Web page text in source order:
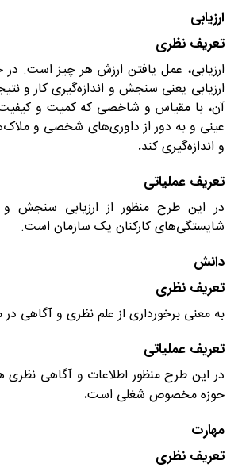
ارزیابی
تعریف نظری
ارزیابی، عمل یافتن ارزش هر چیز است. در
ارزیابی یعنی سنجش و اندازه‌گیری کار و
آن، با مقیاس و شاخصی که کمیت و کیفیت
عینی و به دور از داوری‌های شخصی و
و اندازه‌گیری کند.
تعریف عملیاتی
در این طرح منظور از ارزیابی سنجش و
شایستگی‌های کارکنان یک سازمان است.
دانش
تعریف نظری
به معنی برخورداری از علم نظری و آگاهی
تعریف عملیاتی
در این طرح منظور اطلاعات و آگاهی نظری
حوزه مخصوص شغلی است.
مهارت
تعریف نظری